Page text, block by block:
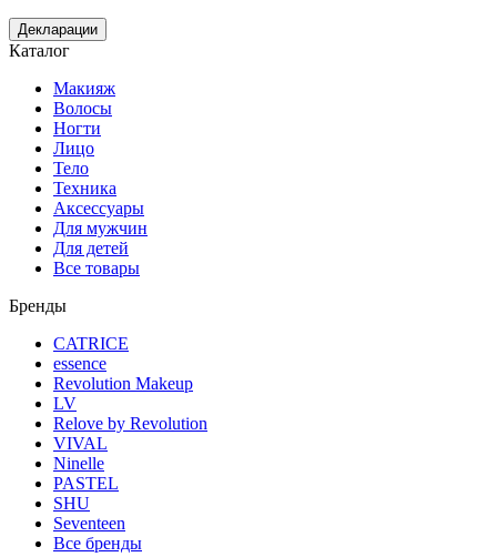
Декларации
Каталог
Макияж
Волосы
Ногти
Лицо
Тело
Техника
Аксессуары
Для мужчин
Для детей
Все товары
Бренды
CATRICE
essence
Revolution Makeup
LV
Relove by Revolution
VIVAL
Ninelle
PASTEL
SHU
Seventeen
Все бренды